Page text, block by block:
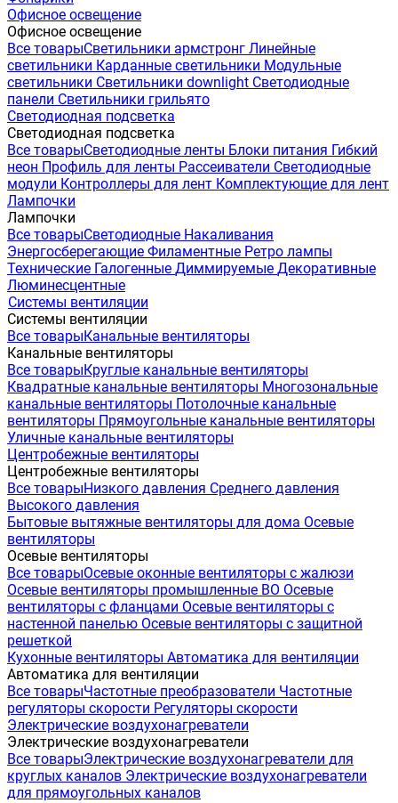
Офисное освещение
Офисное освещение
Все товарыСветильники армстронг Линейные
светильники Карданные светильники Модульные
светильники Светильники downlight Светодиодные
панели Светильники грильято
Светодиодная подсветка
Светодиодная подсветка
Все товарыСветодиодные ленты Блоки питания Гибкий
неон Профиль для ленты Рассеиватели Светодиодные
модули Контроллеры для лент Комплектующие для лент
Лампочки
Лампочки
Все товарыСветодиодные Накаливания
Энергосберегающие Филаментные Ретро лампы
Технические Галогенные Диммируемые Декоративные
Люминесцентные
Системы вентиляции
Системы вентиляции
Все товарыКанальные вентиляторы
Канальные вентиляторы
Все товарыКруглые канальные вентиляторы
Квадратные канальные вентиляторы Многозональные
канальные вентиляторы Потолочные канальные
вентиляторы Прямоугольные канальные вентиляторы
Уличные канальные вентиляторы
Центробежные вентиляторы
Центробежные вентиляторы
Все товарыНизкого давления Среднего давления
Высокого давления
Бытовые вытяжные вентиляторы для дома Осевые
вентиляторы
Осевые вентиляторы
Все товарыОсевые оконные вентиляторы с жалюзи
Осевые вентиляторы промышленные ВО Осевые
вентиляторы с фланцами Осевые вентиляторы с
настенной панелью Осевые вентиляторы с защитной
решеткой
Кухонные вентиляторы Автоматика для вентиляции
Автоматика для вентиляции
Все товарыЧастотные преобразователи Частотные
регуляторы скорости Регуляторы скорости
Электрические воздухонагреватели
Электрические воздухонагреватели
Все товарыЭлектрические воздухонагреватели для
круглых каналов Электрические воздухонагреватели
для прямоугольных каналов